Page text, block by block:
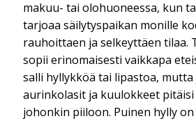
makuu- tai olohuoneessa, kun
tarjoaa säilytyspaikan monille
rauhoittaen ja selkeyttäen tilaa.
sopii erinomaisesti vaikkapa
salli hyllykköä tai lipastoa, mutta
aurinkolasit ja kuulokkeet
johonkin piiloon. Puinen hylly